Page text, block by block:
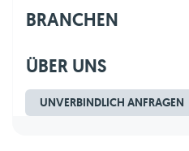
BRANCHEN
ÜBER UNS
UNVERBINDLICH ANFRAGEN
Inhaltsverzeichnis
2. Abgrenzung
4. Nicht abzugsfähige